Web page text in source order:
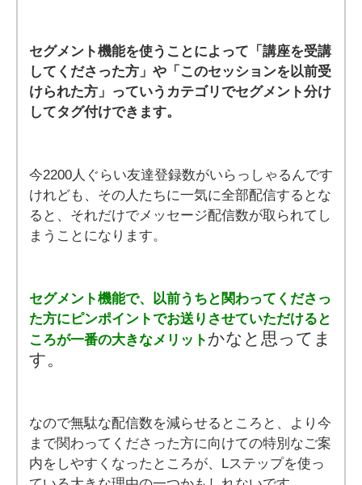
セグメント機能を使うことによって「講座を受講
してくださった方」や「このセッションを以前受
けられた方」っていうカテゴリでセグメント分け
してタグ付けできます。
今2200人ぐらい友達登録数がいらっしゃるんです
けれども、その人たちに一気に全部配信するとな
ると、それだけでメッセージ配信数が取られてし
まうことになります。
セグメント機能で、以前うちと関わってくださっ
た方にピンポイントでお送りさせていただけると
ころが一番の大きなメリット かなと思ってま
す。
なので無駄な配信数を減らせるところと、より今
まで関わってくださった方に向けての特別なご案
内をしやすくなったところが、Lステップを使っ